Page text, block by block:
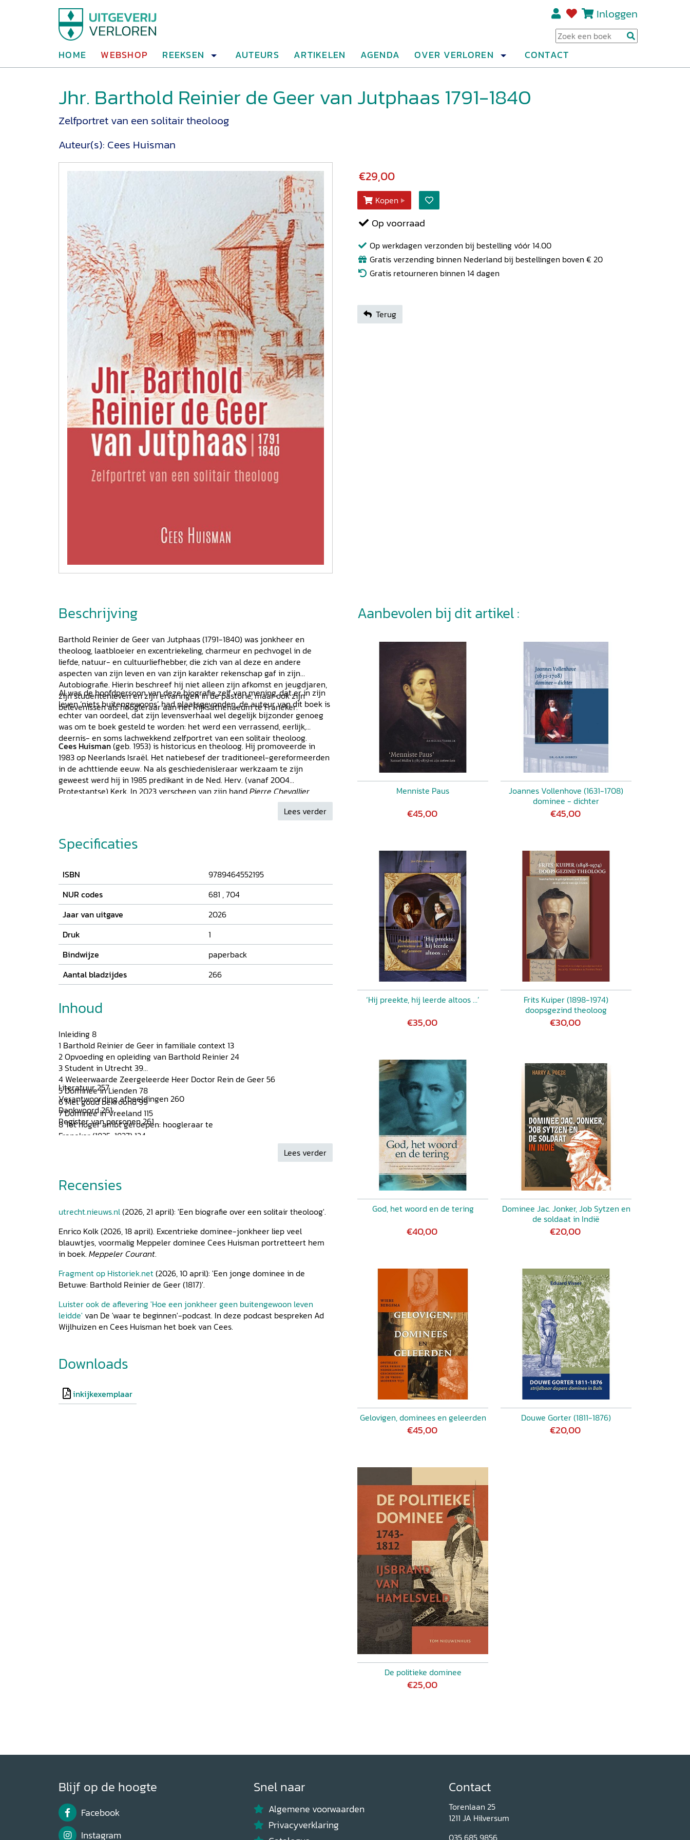
Inloggen
HOME WEBSHOP REEKSEN AUTEURS ARTIKELEN AGENDA OVER VERLOREN CONTACT
Jhr. Barthold Reinier de Geer van Jutphaas 1791-1840
Zelfportret van een solitair theoloog
Auteur(s): Cees Huisman
€29,00
Kopen
Op voorraad
Op werkdagen verzonden bij bestelling vóór 14.00
Gratis verzending binnen Nederland bij bestellingen boven € 20
Gratis retourneren binnen 14 dagen
Terug
Beschrijving
Barthold Reinier de Geer van Jutphaas (1791-1840) was jonkheer en
theoloog, laatbloeier en excentriekeling, charmeur en pechvogel in de
liefde, natuur- en cultuurliefhebber, die zich van al deze en andere
aspecten van zijn leven en van zijn karakter rekenschap gaf in zijn
Autobiografie. Hierin beschreef hij niet alleen zijn afkomst en jeugdjaren,
zijn studentenleven en zijn ervaringen in de pastorie, maar ook zijn
belevenissen als hoogleraar aan het Rijksathenaeum te Franeker.
Al was de hoofdpersoon van deze biografie zelf van mening, dat er in zijn
leven ‘niets buitengewoons’ had plaatsgevonden, de auteur van dit boek is
echter van oordeel, dat zijn levensverhaal wel degelijk bijzonder genoeg
was om te boek gesteld te worden: het werd een verrassend, eerlijk,
deernis- en soms lachwekkend zelfportret van een solitair theoloog.
Cees Huisman(geb. 1953) is historicus en theoloog. Hij promoveerde in
1983 op Neerlands Israël. Het natiebesef der traditioneel-gereformeerden
in de achttiende eeuw. Na als geschiedenisleraar werkzaam te zijn
geweest werd hij in 1985 predikant in de Ned. Herv. (vanaf 2004
Protestantse) Kerk. In 2023 verscheen van zijn hand Pierre Chevallier
(1760-1825). Predikant met vergezichten tussen Verlichting en Réveil(uitg.
Lees verder
Specificaties
ISBN
9789464552195
NUR codes
681 ,704
Jaar van uitgave
2026
Druk
1
Bindwijze
paperback
Aantal bladzijdes
266
Inhoud
Inleiding 8
1 Barthold Reinier de Geer in familiale context 13
2 Opvoeding en opleiding van Barthold Reinier 24
3 Student in Utrecht 39
4 Weleerwaarde Zeergeleerde Heer Doctor Rein de Geer 56
5 Dominee in Lienden 78
6 Met goud bekroond 99
7 Dominee in Vreeland 115
8 Tot hoger ambt geroepen: hoogleraar te
Franeker (1825-1837) 124
12 De Grand Tour (II): Zwitserland 178
13 Hoe professor De Geer verdween uit Franeker 203
15 Geen verplichtingen, geen verwachtingen 218
Epiloog 237
Bijlagen 241
A Quaestiones bij de dissertatie 241
B Pastorale brief aan de gemeente Lienden 242
C Gronden waarop De Geer het beroep naar
Franeker aannam 244
E Gebruikte literatuur bij zijn Verhandeling over het
zedelijk karakter
van de Kerkhervormers 249
Publicaties van B.R. de Geer 254
Archiefstukken betreffende B.R. de Geer 255
Literatuur 257
Verantwoording afbeeldingen 260
Dankwoord 261
Register van personen 261
Lees verder
Recensies
utrecht.nieuws.nl(2026, 21 april): 'Een biografie over een solitair theoloog'.
Enrico Kolk (2026, 18 april). Excentrieke dominee-jonkheer liep veel
blauwtjes, voormalig Meppeler dominee Cees Huisman portretteert hem
in boek. Meppeler Courant.
Fragment op Historiek.net(2026, 10 april): 'Een jonge dominee in de
Betuwe: Barthold Reinier de Geer (1817)'.
Luister ook de aflevering 'Hoe een jonkheer geen buitengewoon leven
leidde' van De 'waar te beginnen'-podcast. In deze podcast bespreken Ad
Wijlhuizen en Cees Huisman het boek van Cees.
Downloads
inkijkexemplaar
Aanbevolen bij dit artikel :
Menniste Paus
€45,00
Joannes Vollenhove (1631-1708)
dominee - dichter
€45,00
‘Hij preekte, hij leerde altoos …’
€35,00
Frits Kuiper (1898-1974)
doopsgezind theoloog
€30,00
God, het woord en de tering
€40,00
Dominee Jac. Jonker, Job Sytzen en
de soldaat in Indië
€20,00
Gelovigen, dominees en geleerden
€45,00
Douwe Gorter (1811-1876)
€20,00
De politieke dominee
€25,00
Blijf op de hoogte
Facebook
Instagram
Snel naar
Algemene voorwaarden
Privacyverklaring
Contact
Torenlaan 25
1211 JA Hilversum
035 685 9856